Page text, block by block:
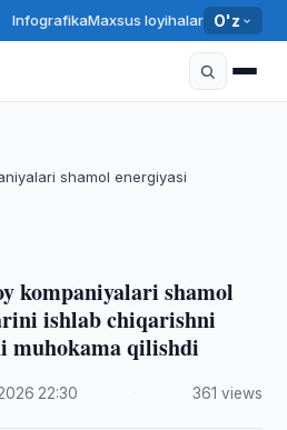
InfografikaMaxsus loyihalar O'z
shamol energiyasi
kompaniyalari shamol
ishlab chiqarishni
muhokama qilishdi
22:30 361 views